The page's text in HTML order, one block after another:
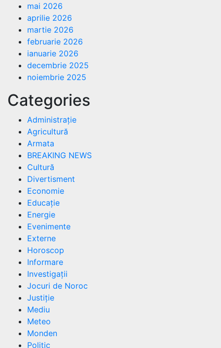
mai 2026
aprilie 2026
martie 2026
februarie 2026
ianuarie 2026
decembrie 2025
noiembrie 2025
Categories
Administrație
Agricultură
Armata
BREAKING NEWS
Cultură
Divertisment
Economie
Educație
Energie
Evenimente
Externe
Horoscop
Informare
Investigații
Jocuri de Noroc
Justiție
Mediu
Meteo
Monden
Politic